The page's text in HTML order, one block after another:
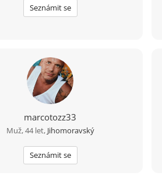
Seznámit se
marcotozz33
Muž, 44 let, Jihomoravský
Seznámit se